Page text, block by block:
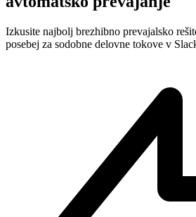
Izkusite najbolj brezhibno prevajalsko
posebej za sodobne delovne tokove v